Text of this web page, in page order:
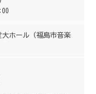
ホール（福島市音楽